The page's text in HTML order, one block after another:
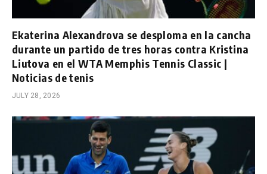
Ekaterina Alexandrova se desploma en la cancha
durante un partido de tres horas contra Kristina
Liutova en el WTA Memphis Tennis Classic |
Noticias de tenis
JULY 28, 2026